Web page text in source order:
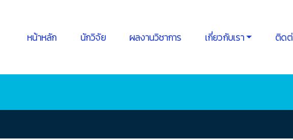
หน้าหลัก นักวิจัย ผลงานวิชาการ เกี่ยวกับเรา ติดต่